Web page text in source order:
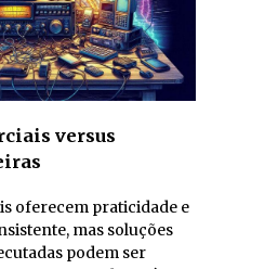
versus
oferecem praticidade e
mas soluções
podem ser